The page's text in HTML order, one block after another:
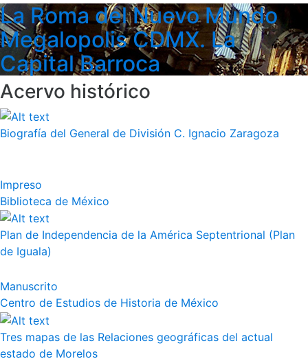
La Roma del Nuevo Mundo
Megalopolis CDMX. La
Capital Barroca
Acervo histórico
Biografía del General de División C. Ignacio Zaragoza
Impreso
Biblioteca de México
Plan de Independencia de la América Septentrional (Plan
de Iguala)
Manuscrito
Centro de Estudios de Historia de México
Tres mapas de las Relaciones geográficas del actual
estado de Morelos